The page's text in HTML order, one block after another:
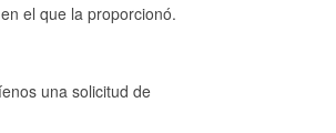
el que la proporcionó.
una solicitud de